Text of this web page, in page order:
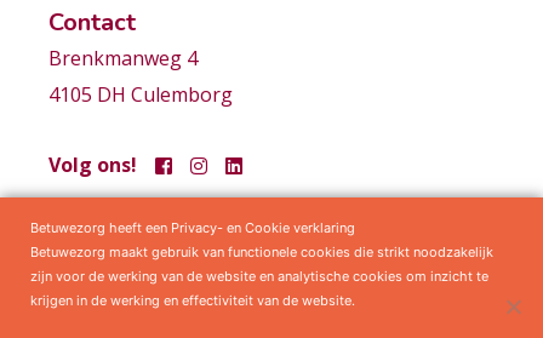
Contact
Brenkmanweg 4
4105 DH Culemborg
Volg ons!
Samenwerkingen Privacy statement Algemene voorwaarden
Betuwezorg heeft een Privacy- en Cookie verklaring
Betuwezorg maakt gebruik van functionele cookies die strikt noodzakelijk
zijn voor de werking van de website en analytische cookies om inzicht te
krijgen in de werking en effectiviteit van de website.